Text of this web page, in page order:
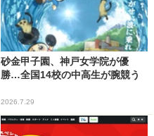
砂金甲子園、神戸女学院が優
勝…全国14校の中高生が腕競う
2026.7.29